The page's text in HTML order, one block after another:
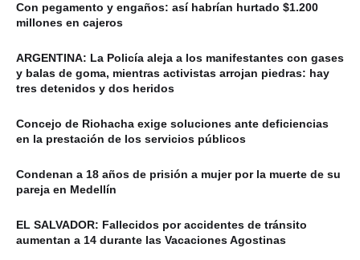
Con pegamento y engaños: así habrían hurtado $1.200
millones en cajeros
ARGENTINA: La Policía aleja a los manifestantes con gases
y balas de goma, mientras activistas arrojan piedras: hay
tres detenidos y dos heridos
Concejo de Riohacha exige soluciones ante deficiencias
en la prestación de los servicios públicos
Condenan a 18 años de prisión a mujer por la muerte de su
pareja en Medellín
EL SALVADOR: Fallecidos por accidentes de tránsito
aumentan a 14 durante las Vacaciones Agostinas